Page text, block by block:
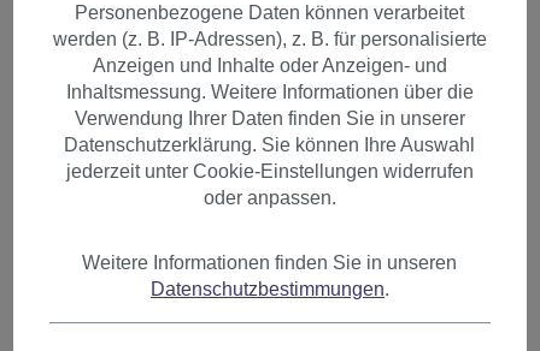
Clip-In Pony lange Seiten
Dunkelblond TYL3061-12
Personenbezogene Daten können verarbeitet
werden (z. B. IP-Adressen), z. B. für personalisierte
Anzeigen und Inhalte oder Anzeigen- und
Inhaltsmessung. Weitere Informationen über die
Verwendung Ihrer Daten finden Sie in unserer
Datenschutzerklärung. Sie können Ihre Auswahl
jederzeit unter Cookie-Einstellungen widerrufen
oder anpassen.
Weitere Informationen finden Sie in unseren
Datenschutzbestimmungen.